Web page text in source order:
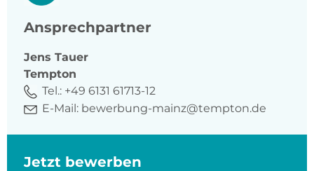
Ansprechpartner
Jens Tauer
Tempton
Tel.: +49 6131 61713-12
E-Mail: bewerbung-mainz@tempton.de
Jetzt bewerben